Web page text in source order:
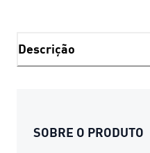
Descrição
SOBRE O PRODUTO